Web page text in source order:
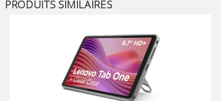
PRODUITS SIMILAIRES